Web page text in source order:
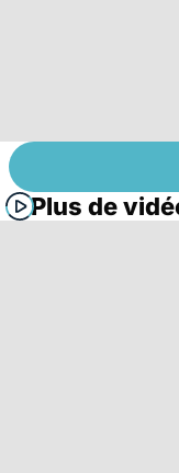
Plus de